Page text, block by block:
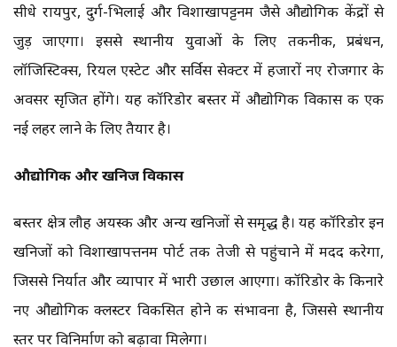
सीधे रायपुर, दुर्ग-भिलाई और विशाखापट्टनम जैसे औद्योगिक केंद्रों से
जुड़ जाएगा। इससे स्थानीय युवाओं के लिए तकनीकी, प्रबंधन,
लॉजिस्टिक्स, रियल एस्टेट और सर्विस सेक्टर में हजारों नए रोजगार के
अवसर सृजित होंगे। यह कॉरिडोर बस्तर में औद्योगिक विकास की एक
नई लहर लाने के लिए तैयार है।
औद्योगिक और खनिज विकास
बस्तर क्षेत्र लौह अयस्क और अन्य खनिजों से समृद्ध है। यह कॉरिडोर इन
खनिजों को विशाखापत्तनम पोर्ट तक तेजी से पहुंचाने में मदद करेगा,
जिससे निर्यात और व्यापार में भारी उछाल आएगा। कॉरिडोर के किनारे
नए औद्योगिक क्लस्टर विकसित होने की संभावना है, जिससे स्थानीय
स्तर पर विनिर्माण को बढ़ावा मिलेगा।